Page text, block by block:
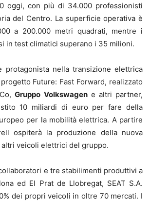
oggi, con più di 34.000 professionisti
del Centro. La superficie operativa è
a 200.000 metri quadrati, mentre i
in test climatici superano i 35 milioni.
protagonista nella transizione elettrica
Future: Fast Forward, realizzato
Gruppo Volkswagene altri partner,
10 miliardi di euro per fare della
per la mobilità elettrica. A partire
ospiterà la produzione della nuova
altri veicoli elettrici del gruppo.
e tre stabilimenti produttivi a
ed El Prat de Llobregat, SEAT S.A.
dei propri veicoli in oltre 70 mercati. I